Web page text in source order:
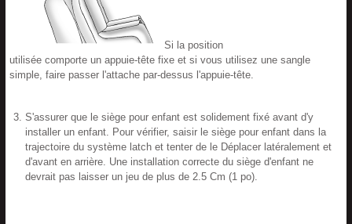
Si la position
utilisée comporte un appuie-tête fixe et si vous utilisez une sangle
simple, faire passer l'attache par-dessus l'appuie-tête.
S'assurer que le siège pour enfant est solidement fixé avant d'y
installer un enfant. Pour vérifier, saisir le siège pour enfant dans la
trajectoire du système latch et tenter de le Déplacer latéralement et
d'avant en arrière. Une installation correcte du siège d'enfant ne
devrait pas laisser un jeu de plus de 2.5 Cm (1 po).